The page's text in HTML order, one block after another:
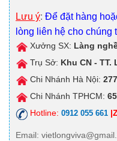
Lưu ý: Để đặt hàng
lòng liên hệ cho chúng
Xưởng SX: Làng
Trụ Sở: Khu CN - TT.
Chi Nhánh Hà Nội:
Chi Nhánh TPHCM:
Hotline: 0912 055 661
Email: